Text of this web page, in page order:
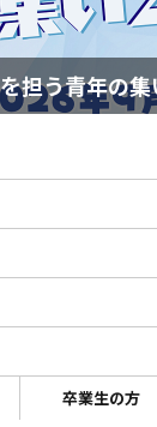
担う青年の
卒業生の方